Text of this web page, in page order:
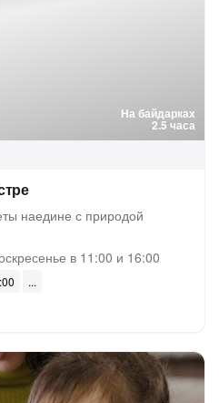
На байдарках
2.5 часа
наедине с природой
в 11:00 и 16:00